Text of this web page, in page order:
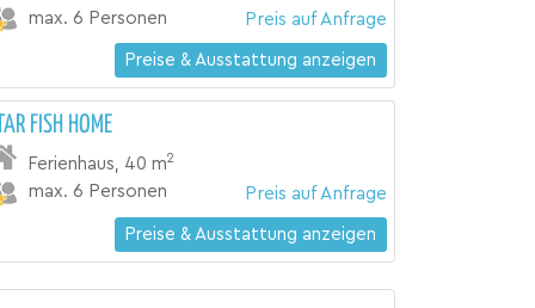
max. 6 Personen Preis auf Anfrage
Preise & Ausstattung anzeigen
FISH HOME
Ferienhaus 40 m2
max. 6 Personen Preis auf Anfrage
Preise & Ausstattung anzeigen